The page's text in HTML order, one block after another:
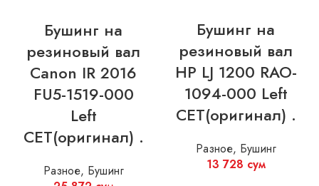
Бушинг на
резиновый вал
Canon IR 2016
FU5-1519-000
Left
CET(оригинал) .
Разное, Бушинг
Бушинг на
резиновый вал
HP LJ 1200 RAO-
1094-000 Left
CET(оригинал) .
Разное, Бушинг
13 728 сум